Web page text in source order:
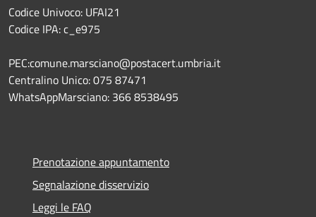
Codice Univoco: UFAI21
Codice IPA: c_e975
PEC:comune.marsciano@postacert.umbria.it
Centralino Unico: 075 87471
WhatsAppMarsciano: 366 8538495
Prenotazione appuntamento
Segnalazione disservizio
Leggi le FAQ